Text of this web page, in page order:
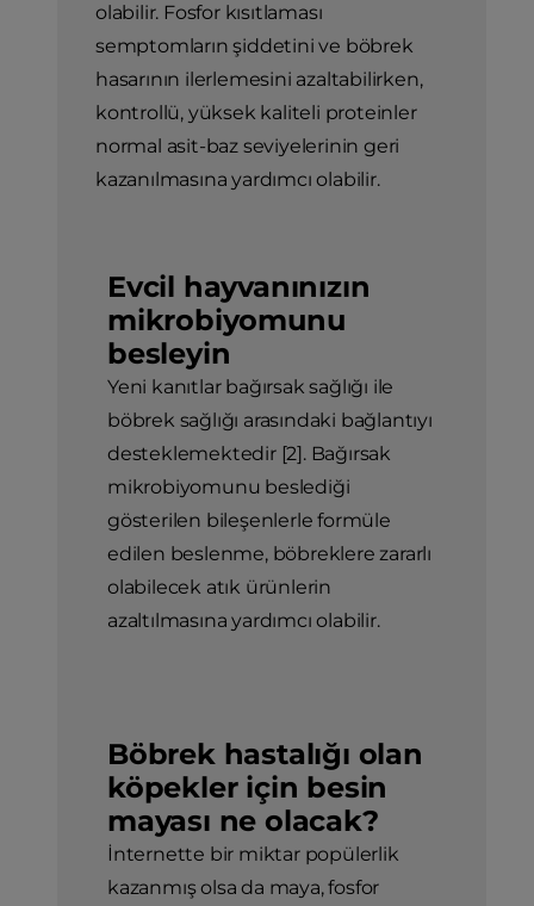
olabilir. Fosfor kısıtlaması
semptomların şiddetini ve böbrek
hasarının ilerlemesini azaltabilirken,
kontrollü, yüksek kaliteli proteinler
normal asit-baz seviyelerinin geri
kazanılmasına yardımcı olabilir.
Evcil hayvanınızın
mikrobiyomunu
besleyin
Yeni kanıtlar bağırsak sağlığı ile
böbrek sağlığı arasındaki bağlantıyı
desteklemektedir [2]. Bağırsak
mikrobiyomunu beslediği
gösterilen bileşenlerle formüle
edilen beslenme, böbreklere zararlı
olabilecek atık ürünlerin
azaltılmasına yardımcı olabilir.
Böbrek hastalığı olan
köpekler için besin
mayası ne olacak?
İnternette bir miktar popülerlik
kazanmış olsa da maya, fosfor